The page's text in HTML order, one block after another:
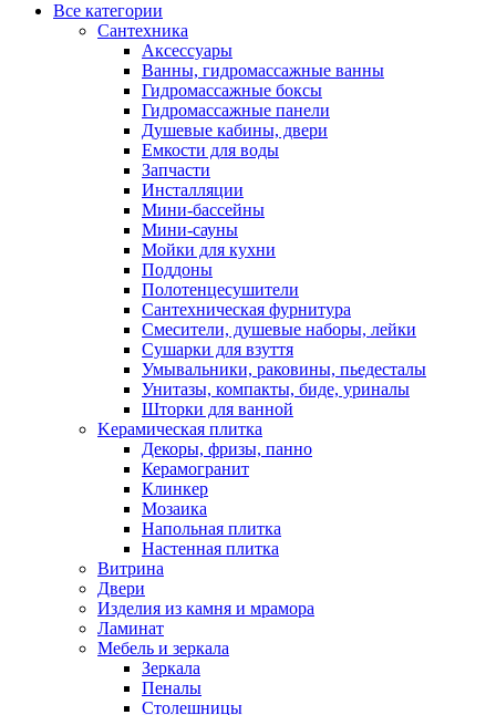
Все категории
Cантехника
Аксессуары
Ванны, гидромассажные ванны
Гидромассажные боксы
Гидромассажные панели
Душевые кабины, двери
Емкости для воды
Запчасти
Инсталляции
Мини-бассейны
Мини-сауны
Мойки для кухни
Поддоны
Полотенцесушители
Сантехническая фурнитура
Смесители, душевые наборы, лейки
Сушарки для взуття
Умывальники, раковины, пьедесталы
Унитазы, компакты, биде, уриналы
Шторки для ванной
Kерамическая плитка
Декоры, фризы, панно
Керамогранит
Клинкер
Мозаика
Напольная плитка
Настенная плитка
Витрина
Двери
Изделия из камня и мрамора
Ламинат
Мебель и зеркала
Зеркала
Пеналы
Столешницы